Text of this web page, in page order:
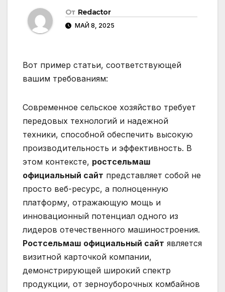
От Redactor
МАЙ 8, 2025
Вот пример статьи, соответствующей
вашим требованиям:
Современное сельское хозяйство требует
передовых технологий и надежной
техники, способной обеспечить высокую
производительность и эффективность. В
этом контексте, ростсельмаш
официальный сайт представляет собой не
просто веб-ресурс, а полноценную
платформу, отражающую мощь и
инновационный потенциал одного из
лидеров отечественного машиностроения.
Ростсельмаш официальный сайт является
визитной карточкой компании,
демонстрирующей широкий спектр
продукции, от зерноуборочных комбайнов